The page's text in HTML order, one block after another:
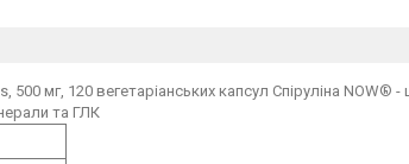
500 мг, 120 вегетаріанських капсул Спіруліна NOW®
та ГЛК